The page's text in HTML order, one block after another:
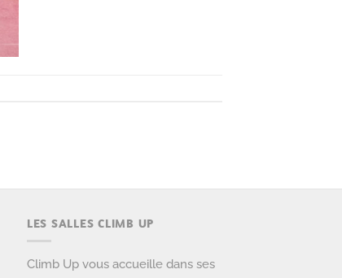
LES SALLES CLIMB UP
Climb Up vous accueille dans ses